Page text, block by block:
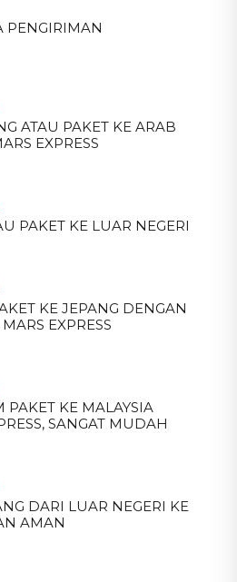
PENGIRIMAN
ATAU PAKET KE ARAB
EXPRESS
PAKET KE LUAR NEGERI
KE JEPANG DENGAN
EXPRESS
PAKET KE MALAYSIA
SANGAT MUDAH
DARI LUAR NEGERI KE
AMAN